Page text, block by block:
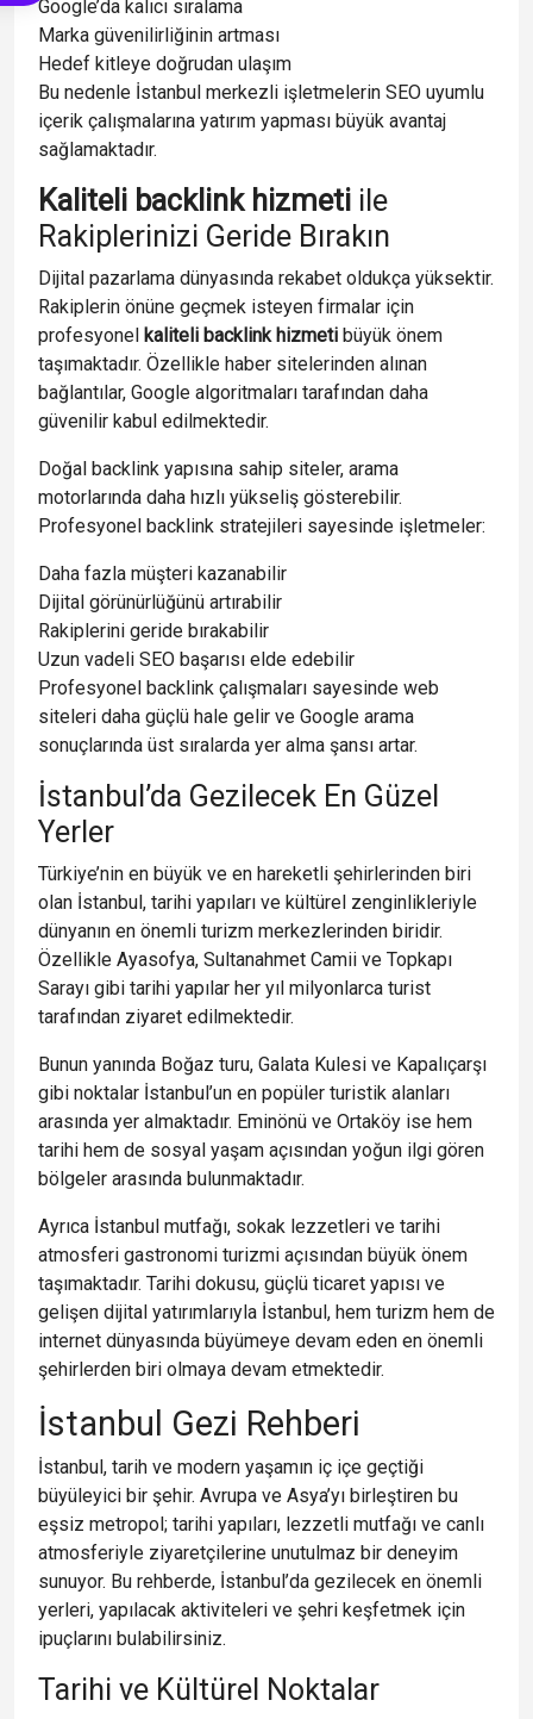
Google’da kalıcı sıralama
Marka güvenilirliğinin artması
Hedef kitleye doğrudan ulaşım
Bu nedenle İstanbul merkezli işletmelerin SEO uyumlu
içerik çalışmalarına yatırım yapması büyük avantaj
sağlamaktadır.
Kaliteli backlink hizmeti ile
Rakiplerinizi Geride Bırakın
Dijital pazarlama dünyasında rekabet oldukça yüksektir.
Rakiplerin önüne geçmek isteyen firmalar için
profesyonel kaliteli backlink hizmeti büyük önem
taşımaktadır. Özellikle haber sitelerinden alınan
bağlantılar, Google algoritmaları tarafından daha
güvenilir kabul edilmektedir.
Doğal backlink yapısına sahip siteler, arama
motorlarında daha hızlı yükseliş gösterebilir.
Profesyonel backlink stratejileri sayesinde işletmeler:
Daha fazla müşteri kazanabilir
Dijital görünürlüğünü artırabilir
Rakiplerini geride bırakabilir
Uzun vadeli SEO başarısı elde edebilir
Profesyonel backlink çalışmaları sayesinde web
siteleri daha güçlü hale gelir ve Google arama
sonuçlarında üst sıralarda yer alma şansı artar.
İstanbul’da Gezilecek En Güzel
Yerler
Türkiye’nin en büyük ve en hareketli şehirlerinden biri
olan İstanbul, tarihi yapıları ve kültürel zenginlikleriyle
dünyanın en önemli turizm merkezlerinden biridir.
Özellikle Ayasofya, Sultanahmet Camii ve Topkapı
Sarayı gibi tarihi yapılar her yıl milyonlarca turist
tarafından ziyaret edilmektedir.
Bunun yanında Boğaz turu, Galata Kulesi ve Kapalıçarşı
gibi noktalar İstanbul’un en popüler turistik alanları
arasında yer almaktadır. Eminönü ve Ortaköy ise hem
tarihi hem de sosyal yaşam açısından yoğun ilgi gören
bölgeler arasında bulunmaktadır.
Ayrıca İstanbul mutfağı, sokak lezzetleri ve tarihi
atmosferi gastronomi turizmi açısından büyük önem
taşımaktadır. Tarihi dokusu, güçlü ticaret yapısı ve
gelişen dijital yatırımlarıyla İstanbul, hem turizm hem de
internet dünyasında büyümeye devam eden en önemli
şehirlerden biri olmaya devam etmektedir.
İstanbul Gezi Rehberi
İstanbul, tarih ve modern yaşamın iç içe geçtiği
büyüleyici bir şehir. Avrupa ve Asya’yı birleştiren bu
eşsiz metropol; tarihi yapıları, lezzetli mutfağı ve canlı
atmosferiyle ziyaretçilerine unutulmaz bir deneyim
sunuyor. Bu rehberde, İstanbul’da gezilecek en önemli
yerleri, yapılacak aktiviteleri ve şehri keşfetmek için
ipuçlarını bulabilirsiniz.
Tarihi ve Kültürel Noktalar